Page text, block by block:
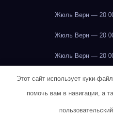
Жюль Верн — 20
Жюль Верн — 20
Жюль Верн — 20
Жюль Верн — 20
Жюль Верн — 20
Этот сайт использует куки-
помочь вам в навигации, а